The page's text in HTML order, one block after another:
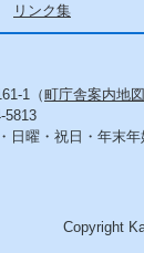
リンク集
1（町庁舎案内地図
5813
曜・祝日・年末年
Copyright